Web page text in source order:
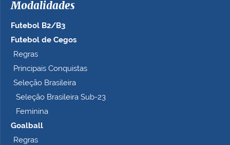
c
m
p
e
t
o
Modalidades
Futebol B2/B3
Futebol de Cegos
Regras
Principais Conquistas
Seleção Brasileira
Seleção Brasileira Sub-23
Feminina
Goalball
Regras